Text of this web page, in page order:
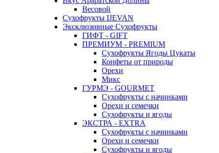
Весовой
Сухофрукты IJEVAN
Эксклюзивные Сухофрукты
ГИФТ - GIFT
ПРЕМИУМ - PREMIUM
Сухофрукты Ягоды Цукаты
Конфеты от природы
Орехи
Микс
ГУРМЭ - GOURMET
Сухофрукты с начинками
Орехи и семечки
Сухофрукты и ягоды
ЭКСТРА - EXTRA
Сухофрукты с начинками
Орехи и семечки
Сухофрукты и ягоды